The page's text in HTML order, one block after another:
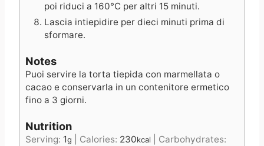
poi riduci a 160°C per altri 15 minuti.
Lascia intiepidire per dieci minuti prima di
sformare.
Notes
Puoi servire la torta tiepida con marmellata o
cacao e conservarla in un contenitore ermetico
fino a 3 giorni.
Nutrition
Serving: 1g Calories: 230kcal
Carbohydrates: